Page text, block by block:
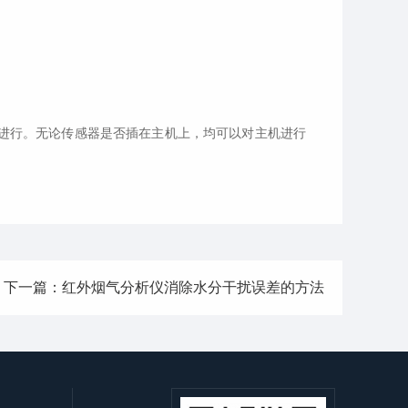
。无论传感器是否插在主机上，均可以对主机进行
下一篇：红外烟气分析仪消除水分干扰误差的方法